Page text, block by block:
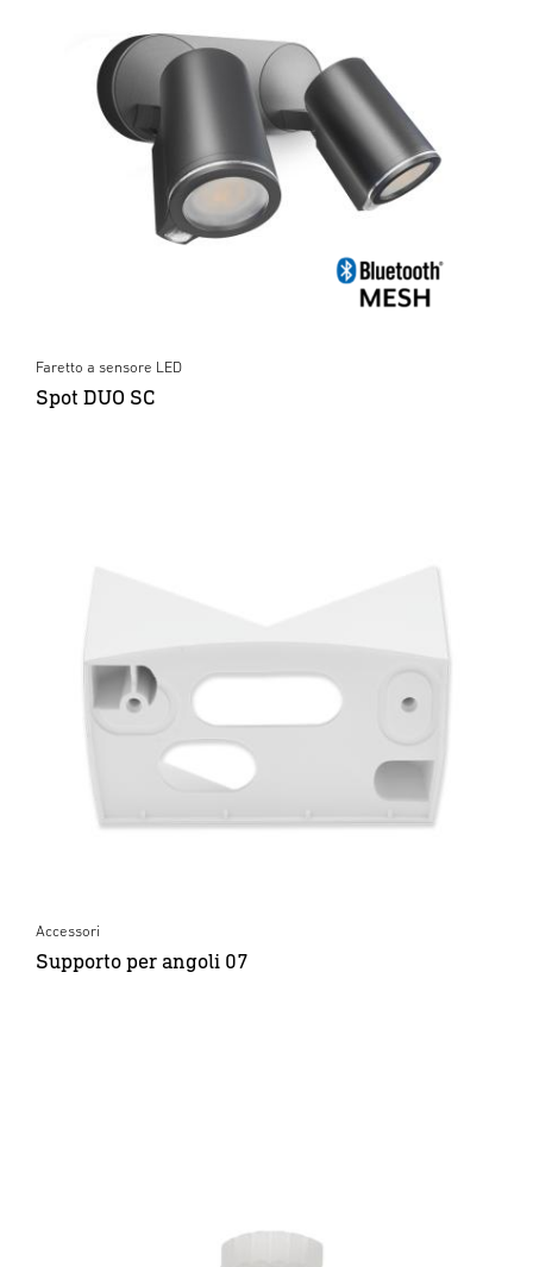
Faretto a sensore LED
Spot DUO SC
Accessori
Supporto per angoli 07